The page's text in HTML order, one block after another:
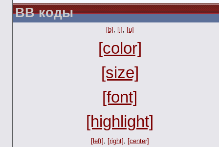
BB коды
[b] , [i] , [u]
[color]
[size]
[font]
[highlight]
[left] , [right] , [center]